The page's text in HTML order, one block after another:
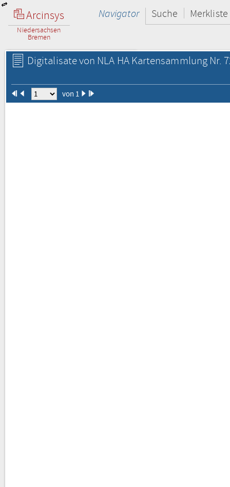
Arcinsys
Niedersachsen
Bremen
Navigator Suche Merkliste
Digitalisate von NLA HA Kartensammlung Nr.
von 1